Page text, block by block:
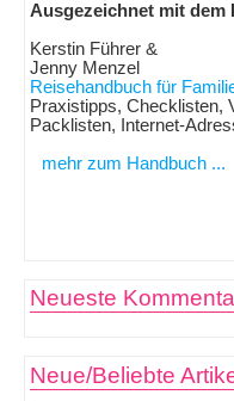
Ausgezeichnet mit dem
Kerstin Führer &
Jenny Menzel
Reisehandbuch für
Praxistipps, Checklisten,
Packlisten, Internet-
mehr zum Handbuch ...
Neueste
Neue/Beliebte